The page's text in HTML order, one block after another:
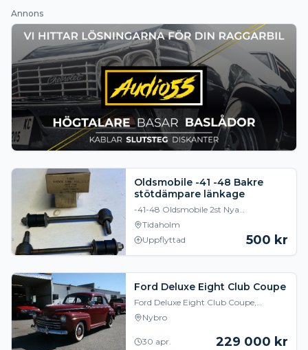
Annons
Oldsmobile -41 -48 Bakre
stötdämpare länkage
-41-48 Oldsmobile 2st Nya
Stötdämpar-länkage bak 500kr /
paret
Tidaholm
Uppflyttad
500 kr
Ford Deluxe Eight Club Coupe
Ford Deluxe Eight Club Coupe,
nyregistrerad och nybesiktigad för all
framtid! Early "Bull Ford" 1946
årsmodell, importer
Nybro
30 apr. 229 000 kr